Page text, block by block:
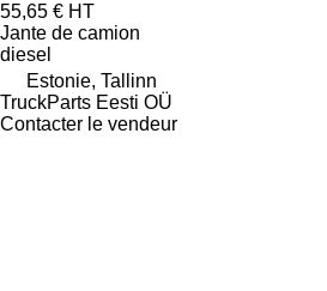
55,65 € HT
Jante de camion
diesel
Estonie, Tallinn
TruckParts Eesti OÜ
Contacter le vendeur